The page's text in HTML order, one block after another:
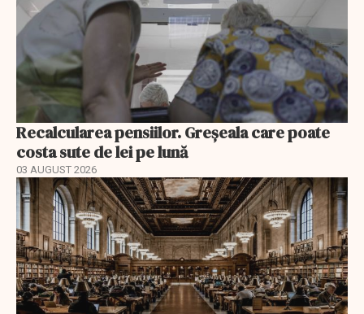
Recalcularea pensiilor. Greșeala care poate
costa sute de lei pe lună
03 AUGUST 2026